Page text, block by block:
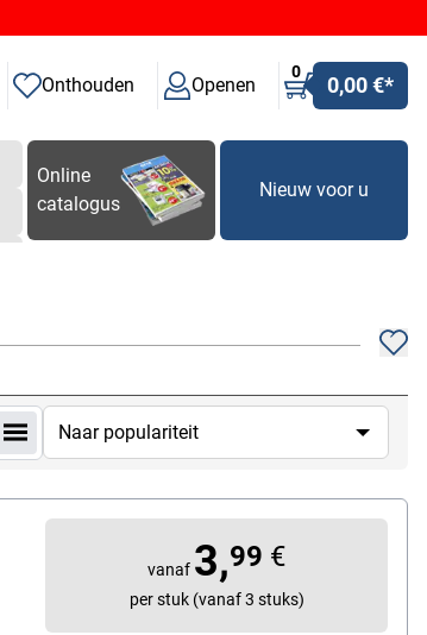
Onthouden Openen
0
0,00 €*
Online
catalogus
Nieuw voor u
vanaf 3,99 €
per stuk (vanaf 3 stuks)